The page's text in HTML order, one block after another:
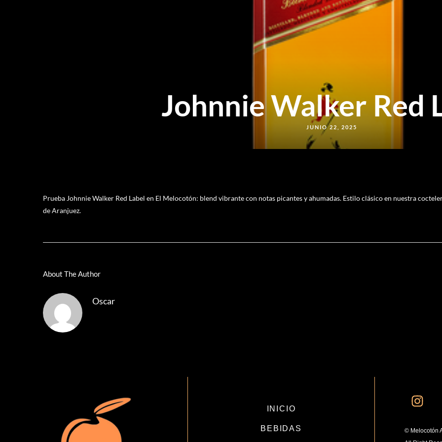
Johnnie Walker Red
JUNIO 22, 2025
Prueba Johnnie Walker Red Label en El Melocotón: blend vibrante con notas picantes y ahumadas. Estilo clásico en nuestra
de Aranjuez.
About The Author
Oscar
INICIO
BEBIDAS
© Melocotón